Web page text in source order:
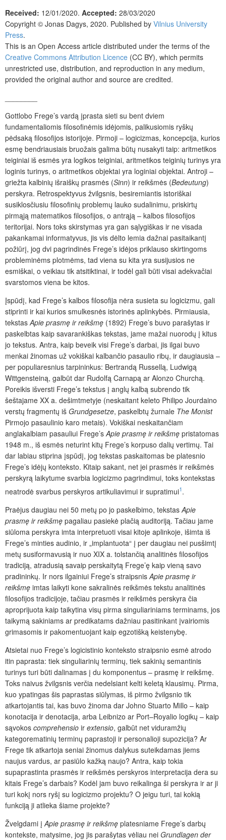
Received: 12/01/2020. Accepted: 28/03/2020
Copyright © Jonas Dagys, 2020. Published by Vilnius University
Press.
This is an Open Access article distributed under the terms of the
Creative Commons Attribution Licence (CC BY), which permits
unrestricted use, distribution, and reproduction in any medium,
provided the original author and source are credited.
Gottlobo Frege’s vardą įprasta sieti su bent dviem
fundamentaliomis filosofinėmis idėjomis, palikusiomis ryškų
pėdsaką filosofijos istorijoje. Pirmoji – logicizmas, koncepcija, kurios
esmę bendriausiais bruožais galima būtų nusakyti taip: aritmetikos
teiginiai iš esmės yra logikos teiginiai, aritmetikos teiginių turinys yra
loginis turinys, o aritmetikos objektai yra loginiai objektai. Antroji –
griežta kalbinių išraiškų prasmės (Sinn) ir reikšmės (Bedeutung)
perskyra. Retrospektyvus žvilgsnis, besiremiantis istoriškai
susiklosčiusiu filosofinių problemų lauko sudalinimu, priskirtų
pirmąją matematikos filosofijos, o antrąją – kalbos filosofijos
teritorijai. Nors toks skirstymas yra gan sąlygiškas ir ne visada
pakankamai informatyvus, jis vis dėlto lemia dažnai pasitaikantį
požiūrį, jog dvi pagrindinės Frege’s idėjos priklauso skirtingoms
probleminėms plotmėms, tad viena su kita yra susijusios ne
esmiškai, o veikiau tik atsitiktinai, ir todėl gali būti visai adekvačiai
svarstomos viena be kitos.
Įspūdį, kad Frege’s kalbos filosofija nėra susieta su logicizmu, gali
stiprinti ir kai kurios smulkesnės istorinės aplinkybės. Pirmiausia,
tekstas Apie prasmę ir reikšmę (1892) Frege’s buvo parašytas ir
paskelbtas kaip savarankiškas tekstas, jame mažai nuorodų į kitus
jo tekstus. Antra, kaip beveik visi Frege’s darbai, jis ilgai buvo
menkai žinomas už vokiškai kalbančio pasaulio ribų, ir daugiausia –
per populiaresnius tarpininkus: Bertrandą Russellą, Ludwigą
Wittgensteiną, galbūt dar Rudolfą Carnapą ar Alonzo Churchą.
Poreikis išversti Frege’s tekstus į anglų kalbą subrendo tik
šeštajame XX a. dešimtmetyje (neskaitant keleto Philipo Jourdaino
verstų fragmentų iš Grundgesetze, paskelbtų žurnale The Monist
Pirmojo pasaulinio karo metais). Vokiškai neskaitančiam
anglakalbiam pasauliui Frege’s Apie prasmę ir reikšmę pristatomas
1948 m., iš esmės neturint kitų Frege’s korpuso dalių vertimų. Tai
dar labiau stiprina įspūdį, jog tekstas paskaitomas be platesnio
Frege’s idėjų konteksto. Kitaip sakant, net jei prasmės ir reikšmės
perskyrą laikytume svarbia logicizmo pagrindimui, toks kontekstas
neatrodė svarbus perskyros artikuliavimui ir supratimui1.
Praėjus daugiau nei 50 metų po jo paskelbimo, tekstas Apie
prasmę ir reikšmę pagaliau pasiekė plačią auditoriją. Tačiau jame
siūloma perskyra imta interpretuoti visai kitoje aplinkoje, išimta iš
Frege’s minties audinio, ir „implantuota“ į per daugiau nei pusšimtį
metų susiformavusią ir nuo XIX a. tolstančią analitinės filosofijos
tradiciją, atradusią savaip perskaitytą Frege’ę kaip vieną savo
pradininkų. Ir nors ilgainiui Frege’s straipsnis Apie prasmę ir
reikšmę imtas laikyti kone sakralinės reikšmės tekstu analitinės
filosofijos tradicijoje, tačiau prasmės ir reikšmės perskyra čia
aproprijuota kaip taikytina visų pirma singuliariniams terminams, jos
taikymą sakiniams ar predikatams dažniau pasitinkant įvairiomis
grimasomis ir pakomentuojant kaip egzotišką keistenybę.
Atsietai nuo Frege’s logicistinio konteksto straipsnio esmė atrodo
itin paprasta: tiek singuliarinių terminų, tiek sakinių semantinis
turinys turi būti dalinamas į du komponentus – prasmę ir reikšmę.
Toks naivus žvilgsnis verčia nedelsiant kelti keletą klausimų. Pirma,
kuo ypatingas šis paprastas siūlymas, iš pirmo žvilgsnio tik
atkartojantis tai, kas buvo žinoma dar Johno Stuarto Millo – kaip
konotacija ir denotacija, arba Leibnizo ar Port–Royalio logikų – kaip
sąvokos comprehensio ir extensio, galbūt net viduramžių
kategorematinių terminų paprastoji ir personalioji supozicija? Ar
Frege tik atkartoja seniai žinomus dalykus suteikdamas jiems
naujus vardus, ar pasiūlo kažką naujo? Antra, kaip tokia
supaprastinta prasmės ir reikšmės perskyros interpretacija dera su
kitais Frege’s darbais? Kodėl jam buvo reikalinga ši perskyra ir ar ji
turi kokį nors ryšį su logicizmo projektu? O jeigu turi, tai kokią
funkciją ji atlieka šiame projekte?
Žvelgdami į Apie prasmę ir reikšmę platesniame Frege’s darbų
kontekste, matysime, jog jis parašytas vėliau nei Grundlagen der